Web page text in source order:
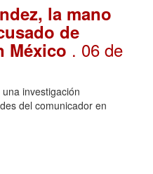
la mano
de
México . 06 de
investigación
del comunicador en